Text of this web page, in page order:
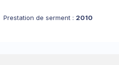
Prestation de serment : 2010